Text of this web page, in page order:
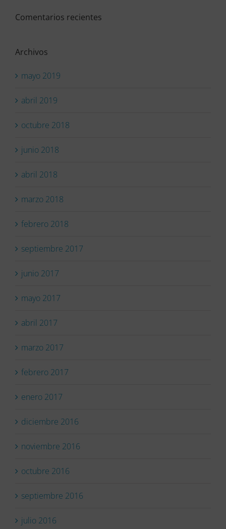
Comentarios recientes
Archivos
mayo 2019
abril 2019
octubre 2018
junio 2018
abril 2018
marzo 2018
febrero 2018
septiembre 2017
junio 2017
mayo 2017
abril 2017
marzo 2017
febrero 2017
enero 2017
diciembre 2016
noviembre 2016
octubre 2016
septiembre 2016
julio 2016